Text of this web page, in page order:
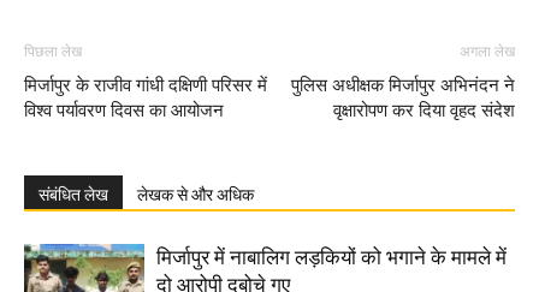
पिछला लेख
मिर्जापुर के राजीव गांधी दक्षिणी परिसर में
विश्व पर्यावरण दिवस का आयोजन
अगला लेख
पुलिस अधीक्षक मिर्जापुर अभिनंदन ने
वृक्षारोपण कर दिया वृहद संदेश
संबंधित लेख लेखक से और अधिक
मिर्जापुर में नाबालिग लड़कियों को भगाने के मामले में
दो आरोपी दबोचे गए